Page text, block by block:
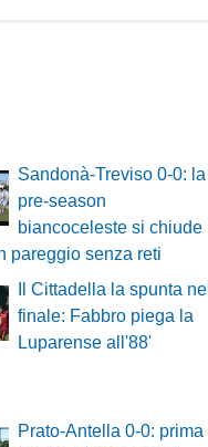
Sandonà-Treviso 0-0: la
pre-season
biancoceleste si chiude
pareggio senza reti
Il Cittadella la spunta nel
finale: Fabbro piega la
Luparense all'88'
Prato-Antella 0-0: prima